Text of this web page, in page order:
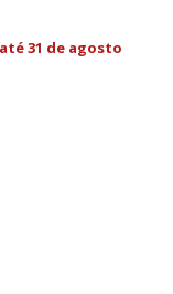
31 de agosto